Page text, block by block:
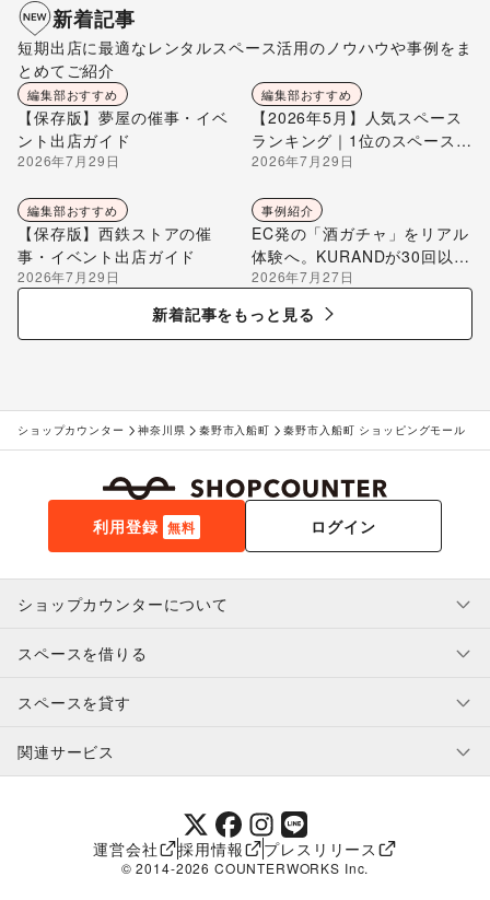
新着記事
短期出店に最適なレンタルスペース活用のノウハウや事例をま
とめてご紹介
編集部おすすめ
【保存版】夢屋の催事・イベ
ント出店ガイド
2026年7月29日
編集部おすすめ
【2026年5月】人気スペース
ランキング｜1位のスペースを
編集部が解説
2026年7月29日
編集部おすすめ
【保存版】西鉄ストアの催
事・イベント出店ガイド
2026年7月29日
事例紹介
EC発の「酒ガチャ」をリアル
体験へ。KURANDが30回以上
のポップアップ出店で届け
る“新しいお酒との出会い”
2026年7月27日
新着記事をもっと見る
ショップカウンター 神奈川県 秦野市入船町 秦野市入船町 ショッピングモール
利用登録 無料 ログイン
ショップカウンターについて
利用規約・ガイドライン
特定商取引法に基づく表示
補償プログラム
スペースを借りる
スペースを借りたい人へ
ユーザー利用規約
提携パートナー
スペースを貸す
スペースを貸したい方へ
オーナー利用規約
関連サービス
SHOPCOUNTER MAGAZINE
ショップカウンターエンタープライズ
ショップカウンター常設
運営会社 採用情報 プレスリリース
© 2014-2026 COUNTERWORKS Inc.